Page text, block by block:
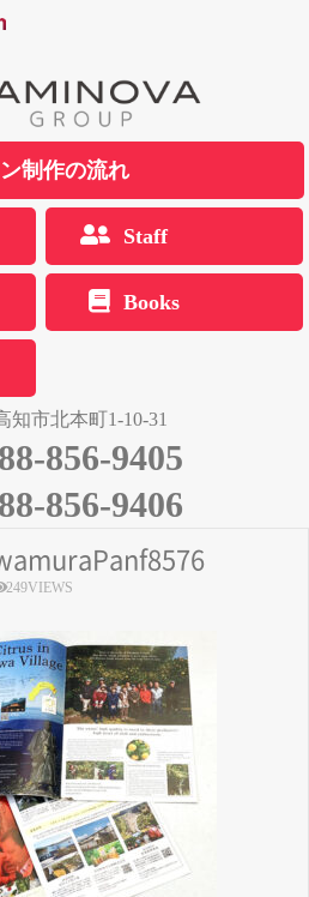
制作の流れ
Staff
Books
知市北本町1-10-31
856-9405
856-9406
249VIEWS